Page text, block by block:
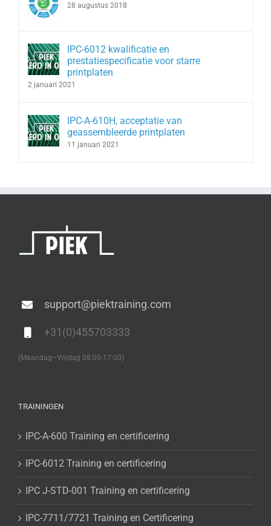
28 augustus 2018
IPC-6012 kwalificatie en
prestatiespecificatie voor starre
printplaten
2 januari 2021
IPC-A-610H, acceptatie van
geassembleerde printplaten
11 januari 2021
support@piektraining.com
+31(0)455703333
(Maandag–Vrijdag 08:00-17:00)
TRAININGEN
IPC-A-600 Training en certificering
IPC-6012 Training en certificering
IPC J-STD-001 Training en certificering
IPC-7711/7721 Training en Certificering